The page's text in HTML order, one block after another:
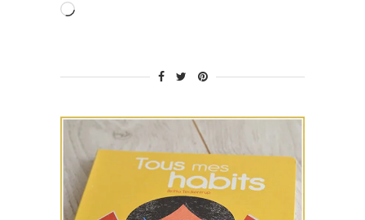
Chargement…